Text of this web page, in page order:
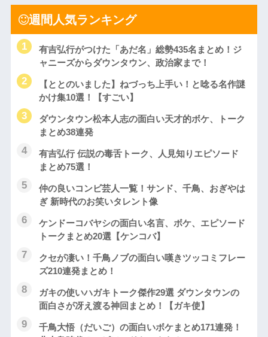
週間人気ランキング
有吉弘行がつけた「あだ名」総勢435名まとめ！ジ
ャニーズからダウンタウン、政治家まで！
【ととのいました】ねづっち上手い！と唸る名作謎
かけ集10選！【すごい】
ダウンタウン松本人志の面白い天才的ボケ、トーク
まとめ38連発
有吉弘行 伝説の毒舌トーク、人見知りエピソード
まとめ75選！
仲の良いコンビ芸人一覧！サンド、千鳥、おぎやは
ぎ 新時代のお笑いタレント像
ケンドーコバヤシの面白い名言、ボケ、エピソード
トークまとめ20選【ケンコバ】
クセが凄い！千鳥ノブの面白い嘆きツッコミフレー
ズ210連発まとめ！
ガキの使いハガキトーク傑作29選 ダウンタウンの
面白さが冴え渡る神回まとめ！【ガキ使】
千鳥大悟（だいご）の面白いボケまとめ171連発！